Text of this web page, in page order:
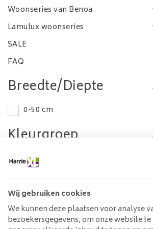
Woonseries van Benoa
Lamulux woonseries
SALE
FAQ
Breedte/Diepte
0-50 cm
Kleurgroep
Grijs
Lengte
0-50 cm
Wij gebruiken cookies
We kunnen deze plaatsen voor analyse
bezoekersgegevens, om onze website